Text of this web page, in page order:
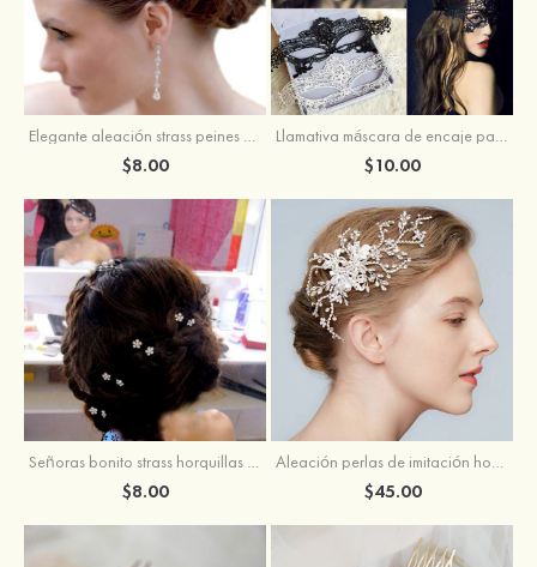
Elegante aleación strass peines y pasadores
$8.00
Llamativa máscara de encaje para mujer
$10.00
Señoras bonito strass horquillas para el pelo
$8.00
Aleación perlas de imitación horquillas para el pelo
$45.00